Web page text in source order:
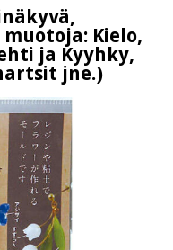
Kielo,
ja Kyyhky,
jne.)